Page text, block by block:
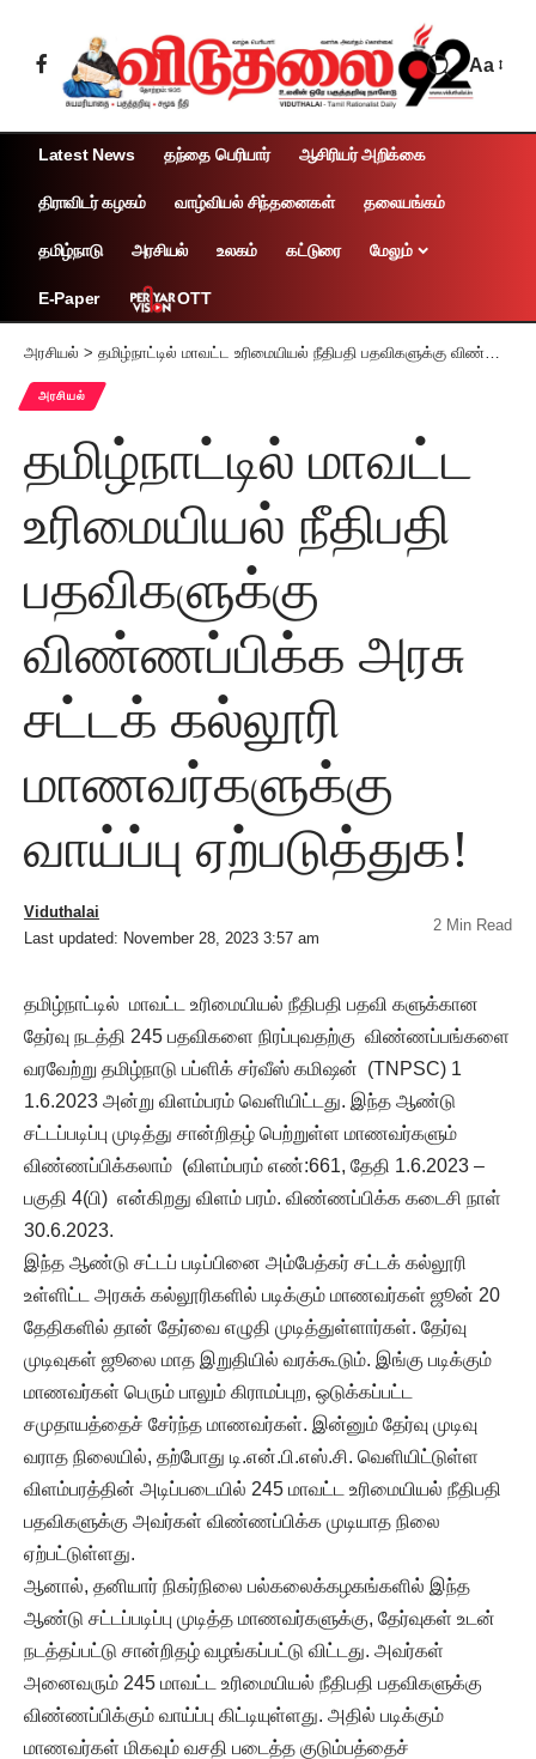
Aa
Latest News தந்தை பெரியார் ஆசிரியர் அறிக்கை
திராவிடர் கழகம் வாழ்வியல் சிந்தனைகள் தலையங்கம்
தமிழ்நாடு அரசியல் உலகம் கட்டுரை மேலும்
E-Paper OTT
அரசியல் > தமிழ்நாட்டில் மாவட்ட உரிமையியல் நீதிபதி பதவிகளுக்கு விண்ணப்பிக்க அரசு சட்டக் கல்லூரி மாணவர்களுக்கு வாய்ப்பு ஏற்படுத்துக!
அரசியல்
தமிழ்நாட்டில் மாவட்ட
உரிமையியல் நீதிபதி
பதவிகளுக்கு
விண்ணப்பிக்க அரசு
சட்டக் கல்லூரி
மாணவர்களுக்கு
வாய்ப்பு ஏற்படுத்துக!
Last updated: November 28, 2023 3:57 am
Viduthalai
2 Min Read
தமிழ்நாட்டில் மாவட்ட உரிமையியல் நீதிபதி பதவி களுக்கான
தேர்வு நடத்தி 245 பதவிகளை நிரப்புவதற்கு விண்ணப்பங்களை
வரவேற்று தமிழ்நாடு பப்ளிக் சர்வீஸ் கமிஷன் (TNPSC) 1
1.6.2023 அன்று விளம்பரம் வெளியிட்டது. இந்த ஆண்டு
சட்டப்படிப்பு முடித்து சான்றிதழ் பெற்றுள்ள மாணவர்களும்
விண்ணப்பிக்கலாம் (விளம்பரம் எண்:661, தேதி 1.6.2023 –
பகுதி 4(பி) என்கிறது விளம் பரம். விண்ணப்பிக்க கடைசி நாள்
30.6.2023.
இந்த ஆண்டு சட்டப் படிப்பினை அம்பேத்கர் சட்டக் கல்லூரி
உள்ளிட்ட அரசுக் கல்லூரிகளில் படிக்கும் மாணவர்கள் ஜூன் 20
தேதிகளில் தான் தேர்வை எழுதி முடித்துள்ளார்கள். தேர்வு
முடிவுகள் ஜூலை மாத இறுதியில் வரக்கூடும். இங்கு படிக்கும்
மாணவர்கள் பெரும் பாலும் கிராமப்புற, ஒடுக்கப்பட்ட
சமுதாயத்தைச் சேர்ந்த மாணவர்கள். இன்னும் தேர்வு முடிவு
வராத நிலையில், தற்போது டி.என்.பி.எஸ்.சி. வெளியிட்டுள்ள
விளம்பரத்தின் அடிப்படையில் 245 மாவட்ட உரிமையியல் நீதிபதி
பதவிகளுக்கு அவர்கள் விண்ணப்பிக்க முடியாத நிலை
ஏற்பட்டுள்ளது.
ஆனால், தனியார் நிகர்நிலை பல்கலைக்கழகங்களில் இந்த
ஆண்டு சட்டப்படிப்பு முடித்த மாணவர்களுக்கு, தேர்வுகள் உடன்
நடத்தப்பட்டு சான்றிதழ் வழங்கப்பட்டு விட்டது. அவர்கள்
அனைவரும் 245 மாவட்ட உரிமையியல் நீதிபதி பதவிகளுக்கு
விண்ணப்பிக்கும் வாய்ப்பு கிட்டியுள்ளது. அதில் படிக்கும்
மாணவர்கள் மிகவும் வசதி படைத்த குடும்பத்தைச்